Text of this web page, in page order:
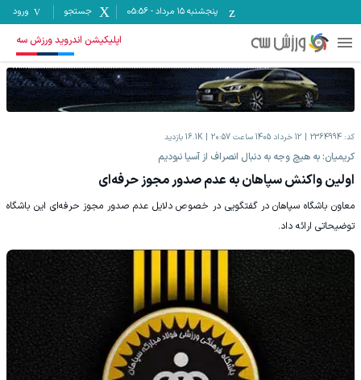
پنجشنبه ۱۵ مرداد -
05:56 جستجو ورود
اپلیکیشن اندروید ورزش سه
کد: 2364994 12 خرداد 1405 ساعت 20:57 16.1K بازدید
کریمیان: به هیچ وجه به دنبال انصراف از آسیا نبودیم
اولین واکنش سپاهان به عدم صدور مجوز حرفه‌ای
معاون باشگاه سپاهان در گفتگویی در خصوص دلایل عدم صدور مجوز حرفه‌ای این باشگاه
توضیحاتی ارائه داد.